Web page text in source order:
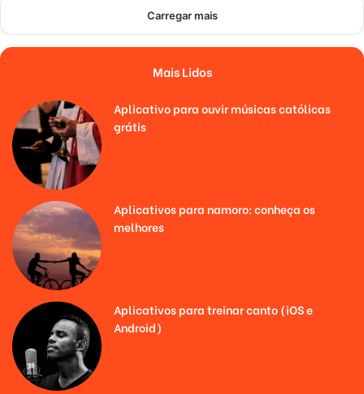
Carregar mais
Mais Lidos
Aplicativo para ouvir músicas católicas
grátis
Aplicativos para namoro: conheça os
melhores
Aplicativos para treinar canto (iOS e
Android)